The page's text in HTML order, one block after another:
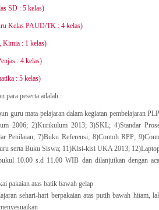
SD : 5 kelas)
Kelas PAUD/TK : 4 kelas)
Kimia : 1 kelas)
: 4 kelas)
: 5 kelas)
para peserta adalah :
guru mata pelajaran dalam kegiatan pembelajaran
2006; 2)Kurikulum 2013; 3)SKL; 4)Standar
Penilaian; 7)Buku Referensi; 8)Contoh RPP;
serta Buku Siswa; 11)Kisi-kisi UKA 2013;
10.00 s.d 11.00 WIB dan dilanjutkan dengan
pakaian atas batik bawah gelap
sehari-hari berpakaian atas putih bawah hitam,